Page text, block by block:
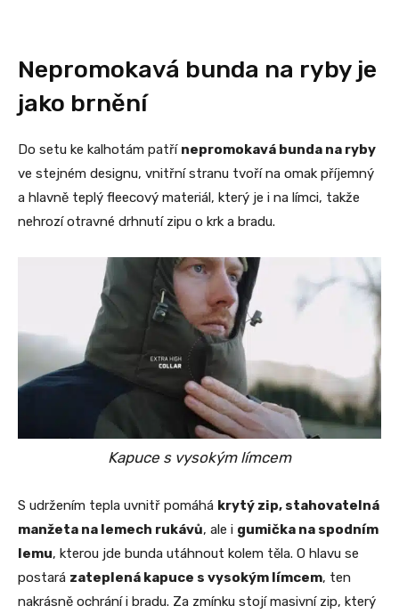
Nepromokavá bunda na ryby je
jako brnění
Do setu ke kalhotám patří nepromokavá bunda na ryby
ve stejném designu, vnitřní stranu tvoří na omak příjemný
a hlavně teplý fleecový materiál, který je i na límci, takže
nehrozí otravné drhnutí zipu o krk a bradu.
Kapuce s vysokým límcem
S udržením tepla uvnitř pomáhá krytý zip, stahovatelná
manžeta na lemech rukávů, ale i gumička na spodním
lemu, kterou jde bunda utáhnout kolem těla. O hlavu se
postará zateplená kapuce s vysokým límcem, ten
nakrásně ochrání i bradu. Za zmínku stojí masivní zip, který